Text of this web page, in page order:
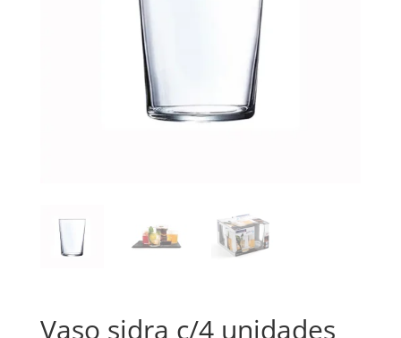
Vaso sidra c/4 unidades